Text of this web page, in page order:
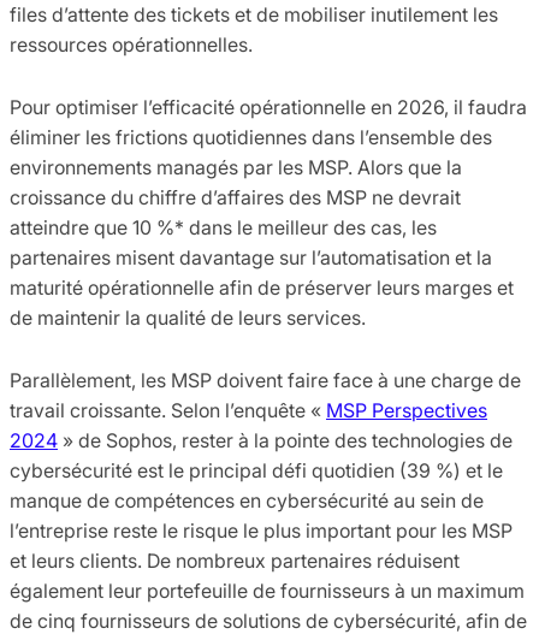
files d’attente des tickets et de mobiliser inutilement les
ressources opérationnelles.
Pour optimiser l’efficacité opérationnelle en 2026, il faudra
éliminer les frictions quotidiennes dans l’ensemble des
environnements managés par les MSP. Alors que la
croissance du chiffre d’affaires des MSP ne devrait
atteindre que 10 %* dans le meilleur des cas, les
partenaires misent davantage sur l’automatisation et la
maturité opérationnelle afin de préserver leurs marges et
de maintenir la qualité de leurs services.
Parallèlement, les MSP doivent faire face à une charge de
travail croissante. Selon l’enquête « MSP Perspectives
2024 » de Sophos, rester à la pointe des technologies de
cybersécurité est le principal défi quotidien (39 %) et le
manque de compétences en cybersécurité au sein de
l’entreprise reste le risque le plus important pour les MSP
et leurs clients. De nombreux partenaires réduisent
également leur portefeuille de fournisseurs à un maximum
de cinq fournisseurs de solutions de cybersécurité, afin de